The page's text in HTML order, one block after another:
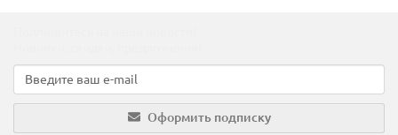
Оформить подписку